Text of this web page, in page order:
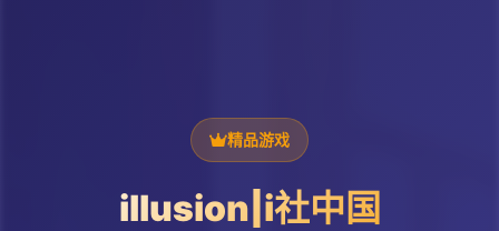
精品游戏
illusion|i社中国